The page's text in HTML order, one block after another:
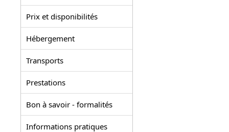
Prix et disponibilités
Hébergement
Transports
Prestations
Bon à savoir - formalités
Informations pratiques